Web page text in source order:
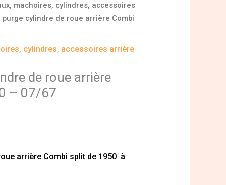
machoires, cylindres, accessoires
cylindre de roue arrière Combi
cylindres, accessoires arrière
de roue arrière
– 07/67
arrière Combi split de 1950 à